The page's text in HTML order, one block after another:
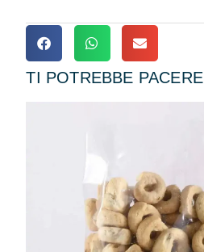
TI POTREBBE PACERE